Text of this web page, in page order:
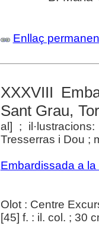
Enllaç
XXXVIII
Sant Grau,
al] ;
Tresserras i Dou ;
Embardissada a la
Olot : Centre
[45] f. : il. col. ; 30